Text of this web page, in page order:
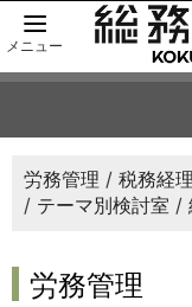
メニュー
労務管理 税務経理
テーマ別検討室
労務管理